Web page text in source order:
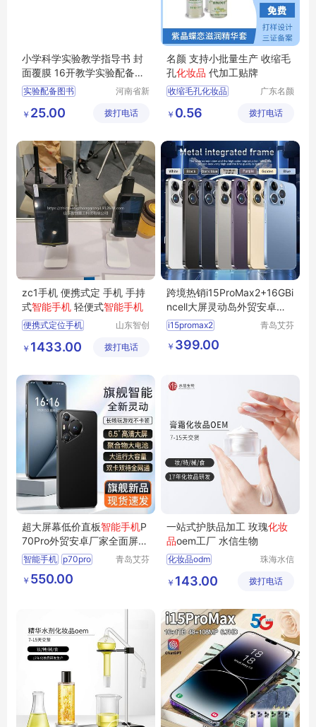
小学科学实验教学指导书 封
面覆膜 16开教学实验配备图
书教学图书
实验配备图书
科学图书 教学图书
河南省新
区工业园
￥ 25.00 拨打电话
名颜 支持小批量生产 收缩毛
孔化妆品 代加工贴牌
收缩毛孔化妆品
化妆品OEM
化妆品贴牌
广东名颜
限公司
￥ 0.56 拨打电话
zc1手机 便携式定 手机 手持
式智能手机 轻便式智能手机
便携式定位手机
轻便式智能手机
山东智创
有限公司
￥ 1433.00 拨打电话
跨境热销i15ProMax2+16GBi
ncell大屏灵动岛外贸安卓智
能手机
i15promax2
16gbincell 智能手机
青岛艾芬
￥ 399.00
超大屏幕低价直板智能手机P
70Pro外贸安卓厂家全面屏批
发现货
智能手机 p70pro
青岛艾芬
￥ 550.00
一站式护肤品加工 玫瑰化妆
品oem工厂 水信生物
化妆品odm
化妆品研发
水信生物
珠海水信
有限公司
￥ 143.00 拨打电话